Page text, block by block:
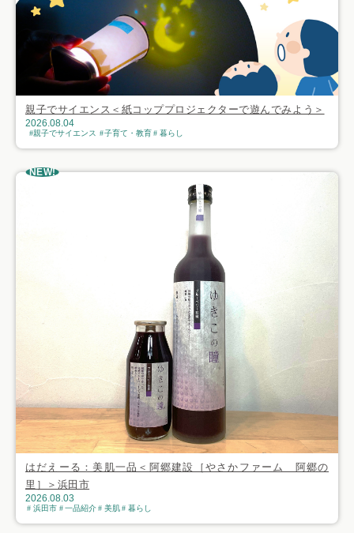
親子でサイエンス＜紙コッププロジェクターで遊んでみよう＞
2026.08.04
親子でサイエンス 子育て・教育 暮らし
NEW!
はだえーる：美肌一品＜阿郷建設［やさかファーム 阿郷の
里］＞浜田市
2026.08.03
浜田市 一品紹介 美肌 暮らし